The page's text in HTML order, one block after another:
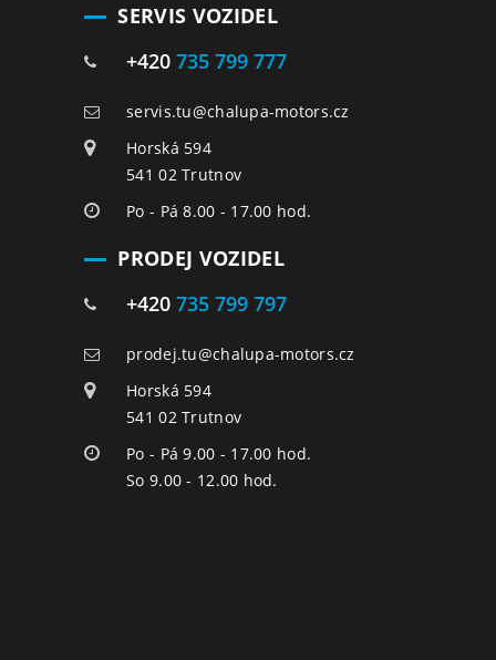
SERVIS VOZIDEL
+420 735 799 777
servis.tu@chalupa-motors.cz
Horská 594
541 02 Trutnov
Po - Pá 8.00 - 17.00 hod.
PRODEJ VOZIDEL
+420 735 799 797
prodej.tu@chalupa-motors.cz
Horská 594
541 02 Trutnov
Po - Pá 9.00 - 17.00 hod.
So 9.00 - 12.00 hod.